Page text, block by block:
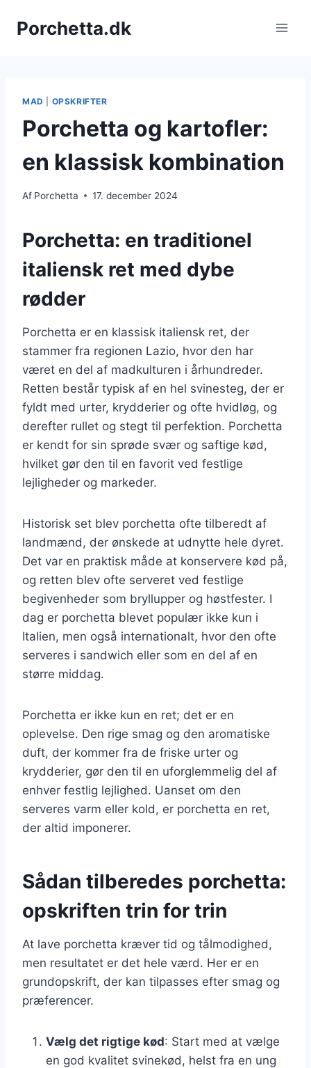
Porchetta.dk
MAD OPSKRIFTER
Porchetta og kartofler:
en klassisk kombination
Af Porchetta 17. december 2024
Porchetta: en traditionel
italiensk ret med dybe
rødder
Porchetta er en klassisk italiensk ret, der
stammer fra regionen Lazio, hvor den har
været en del af madkulturen i århundreder.
Retten består typisk af en hel svinesteg, der er
fyldt med urter, krydderier og ofte hvidløg, og
derefter rullet og stegt til perfektion. Porchetta
er kendt for sin sprøde svær og saftige kød,
hvilket gør den til en favorit ved festlige
lejligheder og markeder.
Historisk set blev porchetta ofte tilberedt af
landmænd, der ønskede at udnytte hele dyret.
Det var en praktisk måde at konservere kød på,
og retten blev ofte serveret ved festlige
begivenheder som bryllupper og høstfester. I
dag er porchetta blevet populær ikke kun i
Italien, men også internationalt, hvor den ofte
serveres i sandwich eller som en del af en
større middag.
Porchetta er ikke kun en ret; det er en
oplevelse. Den rige smag og den aromatiske
duft, der kommer fra de friske urter og
krydderier, gør den til en uforglemmelig del af
enhver festlig lejlighed. Uanset om den
serveres varm eller kold, er porchetta en ret,
der altid imponerer.
Sådan tilberedes porchetta:
opskriften trin for trin
At lave porchetta kræver tid og tålmodighed,
men resultatet er det hele værd. Her er en
grundopskrift, der kan tilpasses efter smag og
præferencer.
Vælg det rigtige kød: Start med at vælge
en god kvalitet svinekød, helst fra en ung